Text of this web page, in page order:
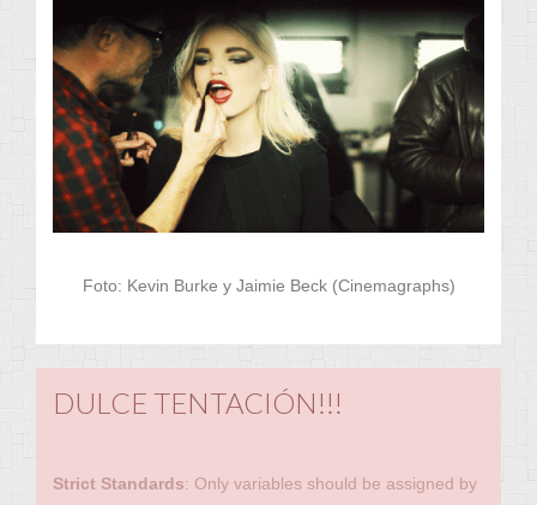
Foto: Kevin Burke y Jaimie Beck (Cinemagraphs)
DULCE TENTACIÓN!!!
Strict Standards: Only variables should be assigned by